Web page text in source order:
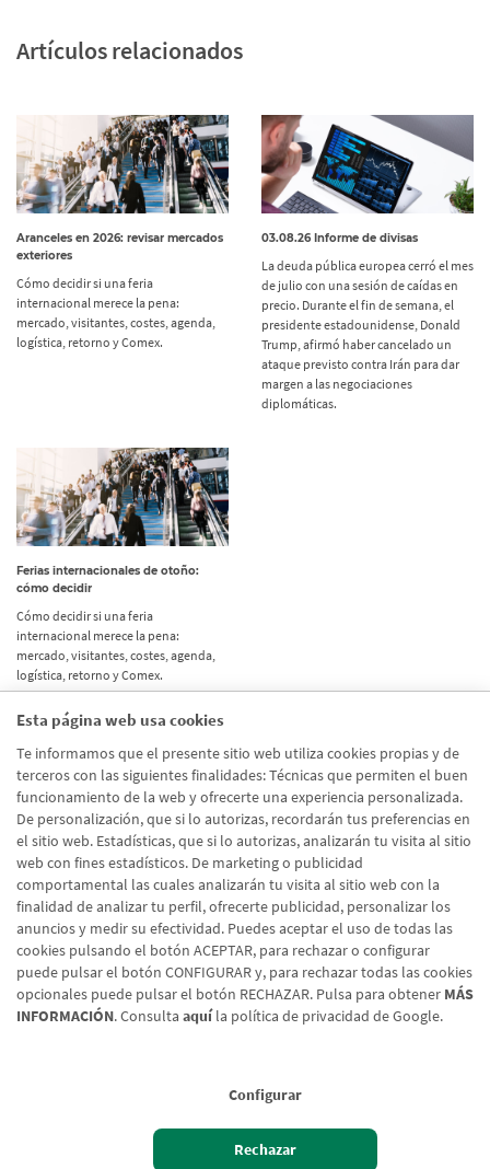
Esta página web usa cookies
Te informamos que el presente sitio web utiliza cookies propias y de
terceros con las siguientes finalidades: Técnicas que permiten el buen
funcionamiento de la web y ofrecerte una experiencia personalizada.
De personalización, que si lo autorizas, recordarán tus preferencias en
el sitio web. Estadísticas, que si lo autorizas, analizarán tu visita al sitio
web con fines estadísticos. De marketing o publicidad
comportamental las cuales analizarán tu visita al sitio web con la
finalidad de analizar tu perfil, ofrecerte publicidad, personalizar los
anuncios y medir su efectividad. Puedes aceptar el uso de todas las
cookies pulsando el botón ACEPTAR, para rechazar o configurar
puede pulsar el botón CONFIGURAR y, para rechazar todas las cookies
opcionales puede pulsar el botón RECHAZAR. Pulsa para obtener MÁS
INFORMACIÓN. Consulta aquíla política de privacidad de Google.
Configurar
Rechazar
Artículos relacionados
Aranceles en 2026: revisar mercados
exteriores
Cómo decidir si una feria
internacional merece la pena:
mercado, visitantes, costes, agenda,
logística, retorno y Comex.
03.08.26 Informe de divisas
La deuda pública europea cerró el mes
de julio con una sesión de caídas en
precio. Durante el fin de semana, el
presidente estadounidense, Donald
Trump, afirmó haber cancelado un
ataque previsto contra Irán para dar
margen a las negociaciones
diplomáticas.
Ferias internacionales de otoño:
cómo decidir
Cómo decidir si una feria
internacional merece la pena:
mercado, visitantes, costes, agenda,
logística, retorno y Comex.
Etiquetas
Actualidad(514)
Internacional(490)
Empresa(138)
Recomendaciones
Internacional - Cloned(8)
Actualidad - Cloned (8)
Aviso legal